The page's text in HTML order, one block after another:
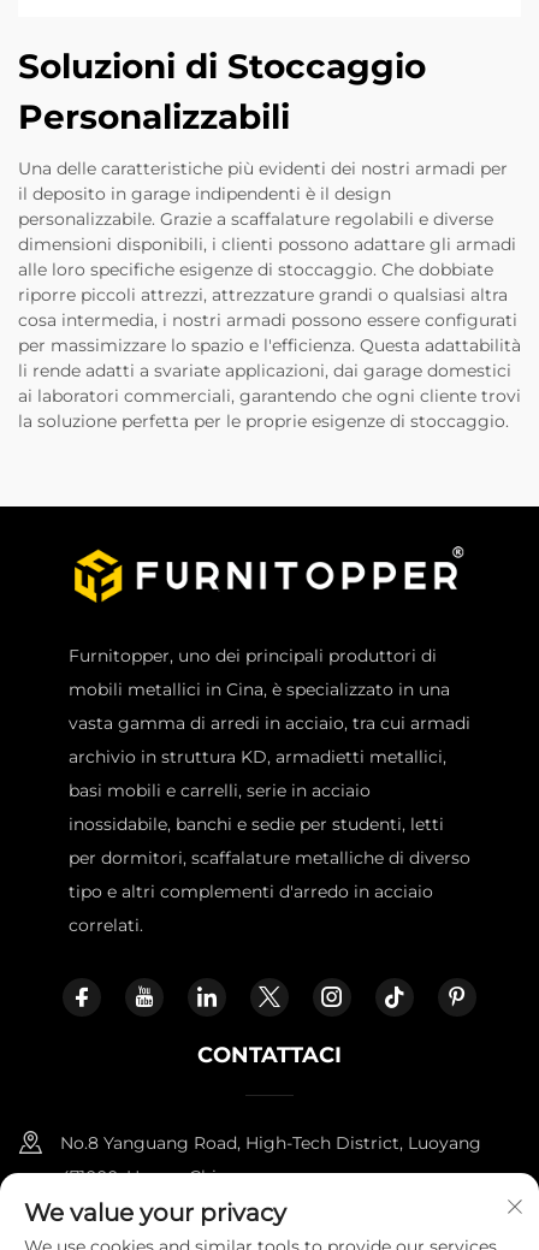
Soluzioni di Stoccaggio
Personalizzabili
Una delle caratteristiche più evidenti dei nostri armadi per
il deposito in garage indipendenti è il design
personalizzabile. Grazie a scaffalature regolabili e diverse
dimensioni disponibili, i clienti possono adattare gli armadi
alle loro specifiche esigenze di stoccaggio. Che dobbiate
riporre piccoli attrezzi, attrezzature grandi o qualsiasi altra
cosa intermedia, i nostri armadi possono essere configurati
per massimizzare lo spazio e l'efficienza. Questa adattabilità
li rende adatti a svariate applicazioni, dai garage domestici
ai laboratori commerciali, garantendo che ogni cliente trovi
la soluzione perfetta per le proprie esigenze di stoccaggio.
Furnitopper, uno dei principali produttori di
mobili metallici in Cina, è specializzato in una
vasta gamma di arredi in acciaio, tra cui armadi
archivio in struttura KD, armadietti metallici,
basi mobili e carrelli, serie in acciaio
inossidabile, banchi e sedie per studenti, letti
per dormitori, scaffalature metalliche di diverso
tipo e altri complementi d'arredo in acciaio
correlati.
CONTATTACI
No.8 Yanguang Road, High-Tech District, Luoyang
471000, Henan, China.
+86-18338800729
We value your privacy